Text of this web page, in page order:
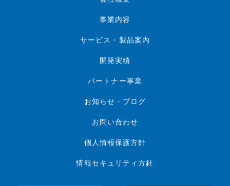
事業内容
サービス・製品案内
開発実績
パートナー事業
お知らせ・ブログ
お問い合わせ
個人情報保護方針
情報セキュリティ方針